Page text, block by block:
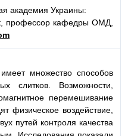
академия Украины:
профессор кафедры ОМД,
множество способов
слитков. Возможности,
перемешивание
физическое воздействие,
путей контроля качества